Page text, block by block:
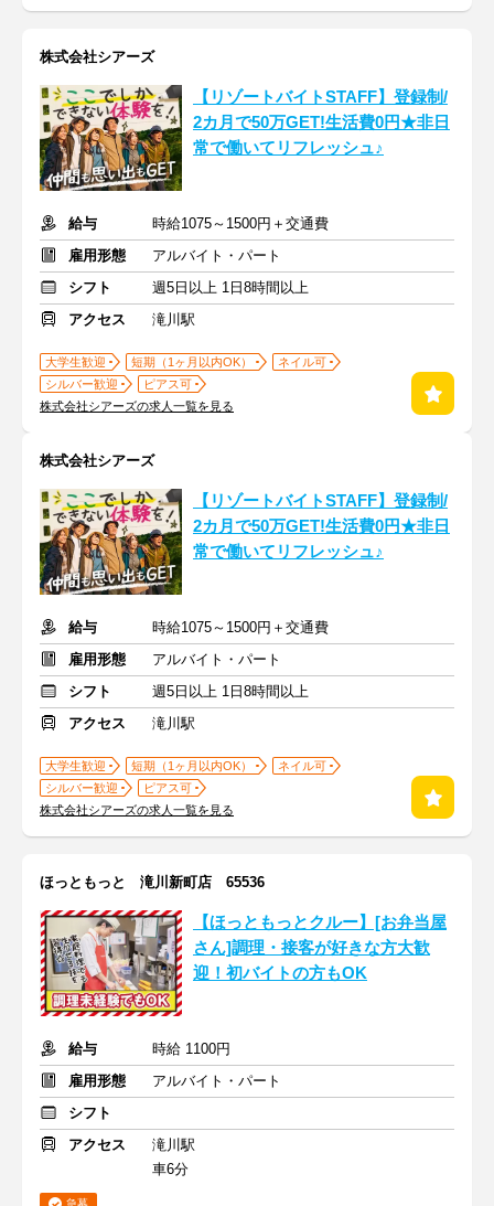
株式会社シアーズ
【リゾートバイトSTAFF】登録制/
2カ月で50万GET!生活費0円★非日
常で働いてリフレッシュ♪
給与
時給1075～1500円＋交通費
雇用形態
アルバイト・パート
シフト
週5日以上 1日8時間以上
アクセス
滝川駅
大学生歓迎 短期（1ヶ月以内OK）
ネイル可
シルバー歓迎
ピアス可
株式会社シアーズの求人一覧を見る
株式会社シアーズ
【リゾートバイトSTAFF】登録制/
2カ月で50万GET!生活費0円★非日
常で働いてリフレッシュ♪
給与
時給1075～1500円＋交通費
雇用形態
アルバイト・パート
シフト
週5日以上 1日8時間以上
アクセス
滝川駅
大学生歓迎 短期（1ヶ月以内OK）
ネイル可
シルバー歓迎
ピアス可
株式会社シアーズの求人一覧を見る
ほっともっと 滝川新町店 65536
【ほっともっとクルー】[お弁当屋
さん]調理・接客が好きな方大歓
迎！初バイトの方もOK
給与
時給 1100円
雇用形態
アルバイト・パート
シフト
アクセス
滝川駅
車6分
急募